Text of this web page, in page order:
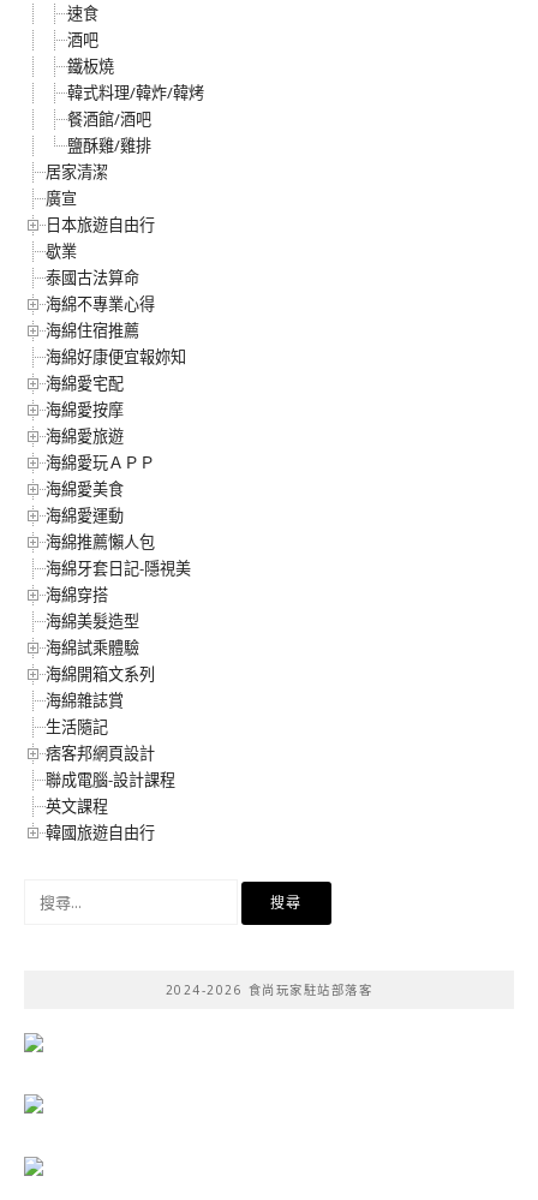
速食
酒吧
鐵板燒
韓式料理/韓炸/韓烤
餐酒館/酒吧
鹽酥雞/雞排
居家清潔
廣宣
日本旅遊自由行
歇業
泰國古法算命
海綿不專業心得
海綿住宿推薦
海綿好康便宜報妳知
海綿愛宅配
海綿愛按摩
海綿愛旅遊
海綿愛玩ＡＰＰ
海綿愛美食
海綿愛運動
海綿推薦懶人包
海綿牙套日記-隱視美
海綿穿搭
海綿美髮造型
海綿試乘體驗
海綿開箱文系列
海綿雜誌賞
生活隨記
痞客邦網頁設計
聯成電腦-設計課程
英文課程
韓國旅遊自由行
2024-2026 食尚玩家駐站部落客